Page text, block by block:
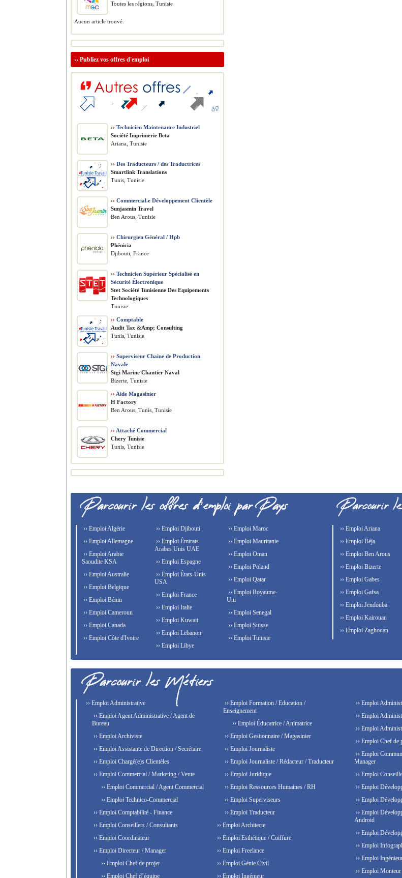
Toutes les régions, Tunisie
Aucun article trouvé.
›› Publiez vos offres d'emploi
›› Technicien Maintenance Industriel
Société Imprimerie Beta
Ariana, Tunisie
›› Des Traducteurs / des Traductrices
Smartlink Translations
Tunis, Tunisie
›› Commercial.e Développement Clientèle
Sunjasmin Travel
Ben Arous, Tunisie
›› Chirurgien Général / Hpb
Phénicia
Djibouti, France
›› Technicien Supérieur Spécialisé en
Sécurité Électronique
Stet Société Tunisienne Des Equipements
Technologiques
Tunisie
›› Comptable
Audit Tax &Amp; Consulting
Tunis, Tunisie
›› Superviseur Chaine de Production
Navale
Stgi Marine Chantier Naval
Bizerte, Tunisie
›› Aide Magasinier
H Factory
Ben Arous, Tunis, Tunisie
›› Attaché Commercial
Chery Tunisie
Tunis, Tunisie
›› Emploi Algérie
›› Emploi Allemagne
›› Emploi Arabie
Saoudite KSA
›› Emploi Australie
›› Emploi Belgique
›› Emploi Bénin
›› Emploi Cameroun
›› Emploi Canada
›› Emploi Côte d'Ivoire
›› Emploi Djibouti
›› Emploi Émirats
Arabes Unis UAE
›› Emploi Espagne
›› Emploi États-Unis
USA
›› Emploi France
›› Emploi Italie
›› Emploi Kuwait
›› Emploi Lebanon
›› Emploi Libye
›› Emploi Maroc
›› Emploi Mauritanie
›› Emploi Oman
›› Emploi Poland
›› Emploi Qatar
›› Emploi Royaume-
Uni
›› Emploi Senegal
›› Emploi Suisse
›› Emploi Tunisie
›› Emploi Ariana
›› Emploi Béja
›› Emploi Ben Arous
›› Emploi Bizerte
›› Emploi Gabes
›› Emploi Gafsa
›› Emploi Jendouba
›› Emploi Kairouan
›› Emploi Zaghouan
›› Emploi Administrative
›› Emploi Agent Administrative / Agent de
Bureau
›› Emploi Archiviste
›› Emploi Assistante de Direction / Secrétaire
›› Emploi Chargé(e)s Clientèles
›› Emploi Commercial / Marketing / Vente
›› Emploi Commercial / Agent Commercial
›› Emploi Technico-Commercial
›› Emploi Comptabilité - Finance
›› Emploi Conseillers / Consultants
›› Emploi Coordinateur
›› Emploi Directeur / Manager
›› Emploi Chef de projet
›› Emploi Chef d’équipe
›› Emploi Formation / Education /
Enseignement
›› Emploi Éducatrice / Animatrice
›› Emploi Gestionnaire / Magasinier
›› Emploi Journaliste
›› Emploi Journaliste / Rédacteur / Traducteur
›› Emploi Juridique
›› Emploi Ressources Humaines / RH
›› Emploi Superviseurs
›› Emploi Traducteur
›› Emploi Architecte
›› Emploi Esthétique / Coiffure
›› Emploi Freelance
›› Emploi Génie Civil
›› Emploi Ingénieur
›› Emploi
›› Emploi
›› Emploi
›› Emploi Chef de
›› Emploi
Manager
›› Emploi
›› Emploi
›› Emploi
›› Emploi
Android
›› Emploi
›› Emploi
›› Emploi
›› Emploi